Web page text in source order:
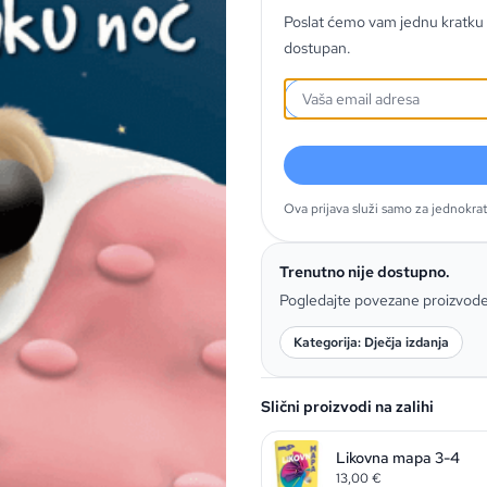
Poslat ćemo vam jednu
dostupan.
Ova prijava služi samo za
Trenutno nije dostupno.
Pogledajte povezane
Kategorija: Dječja izdanja
Slični proizvodi na zalihi
Likovna mapa 3-4
13,00€